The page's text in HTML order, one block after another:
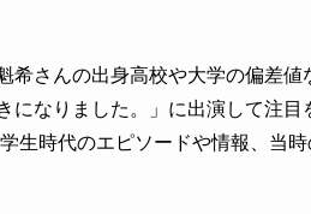
希さんの出身高校や大学の偏差
になりました。」に出演して注
生時代のエピソードや情報、当